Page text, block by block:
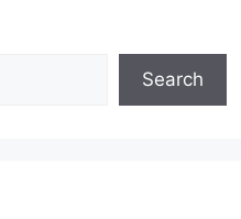
Search